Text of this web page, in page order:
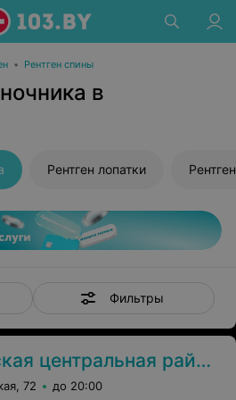
• Рентген спины
в
Рентген лопатки
Фильтры
районная больница
72 до 20:00